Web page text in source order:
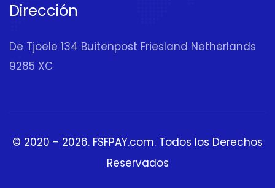
Dirección
De Tjoele 134 Buitenpost Friesland Netherlands
9285 XC
© 2020 - 2026. FSFPAY.com. Todos los Derechos
Reservados